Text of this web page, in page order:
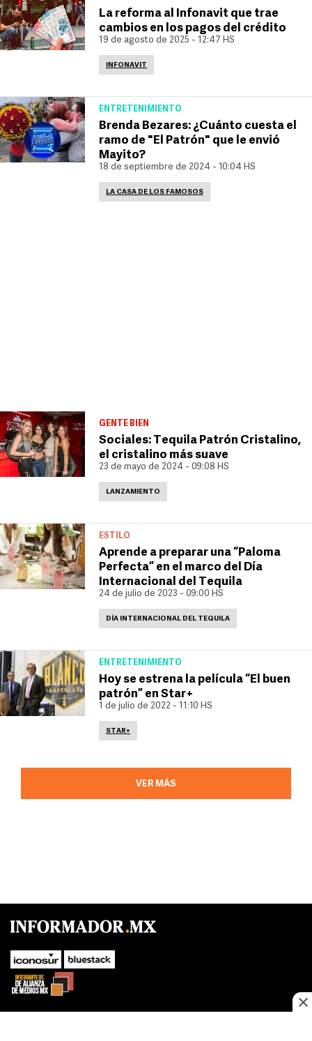
La reforma al Infonavit que trae
cambios en los pagos del crédito
19 de agosto de 2025 - 12:47 HS
INFONAVIT
ENTRETENIMIENTO
Brenda Bezares: ¿Cuánto cuesta el
ramo de "El Patrón" que le envió
Mayito?
18 de septiembre de 2024 - 10:04 HS
LA CASA DE LOS FAMOSOS
GENTE BIEN
Sociales: Tequila Patrón Cristalino,
el cristalino más suave
23 de mayo de 2024 - 09:08 HS
LANZAMIENTO
ESTILO
Aprende a preparar una “Paloma
Perfecta” en el marco del Día
Internacional del Tequila
24 de julio de 2023 - 09:00 HS
DÍA INTERNACIONAL DEL TEQUILA
ENTRETENIMIENTO
Hoy se estrena la película “El buen
patrón” en Star+
1 de julio de 2022 - 11:10 HS
STAR+
VER MÁS